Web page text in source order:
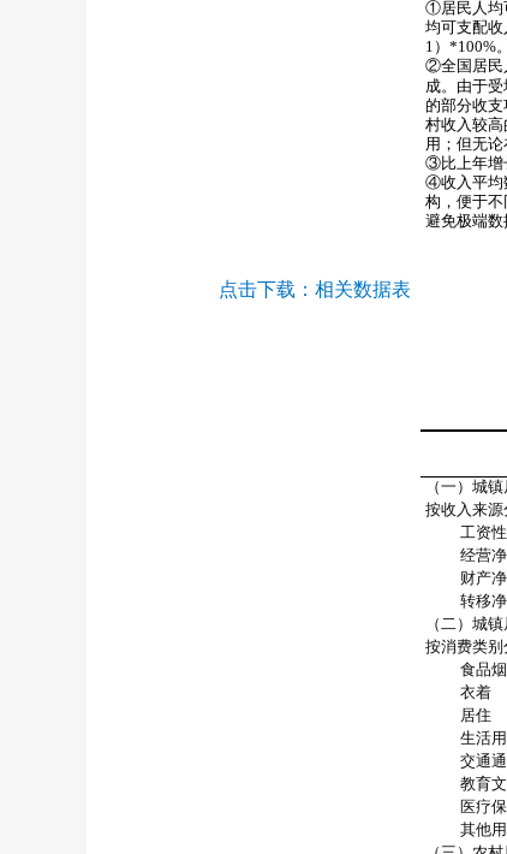
①居民人均
均可支配
1 ） *100%。
②全国居民
成。由于
的部分收
村收入较
用；但无
③比上年增
④收入平均
构，便于
避免极端数
点击下载： 相关数据表
（一）城
按收入来源
工资性
经营净
财产净
转移净
（二）城
按消费类别
食品烟
衣着
居住
生活用
交通通
教育文
医疗保
其他用